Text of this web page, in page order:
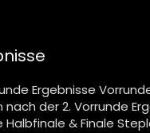
Ergebnisse
der 2. Vorrunde
& Finale